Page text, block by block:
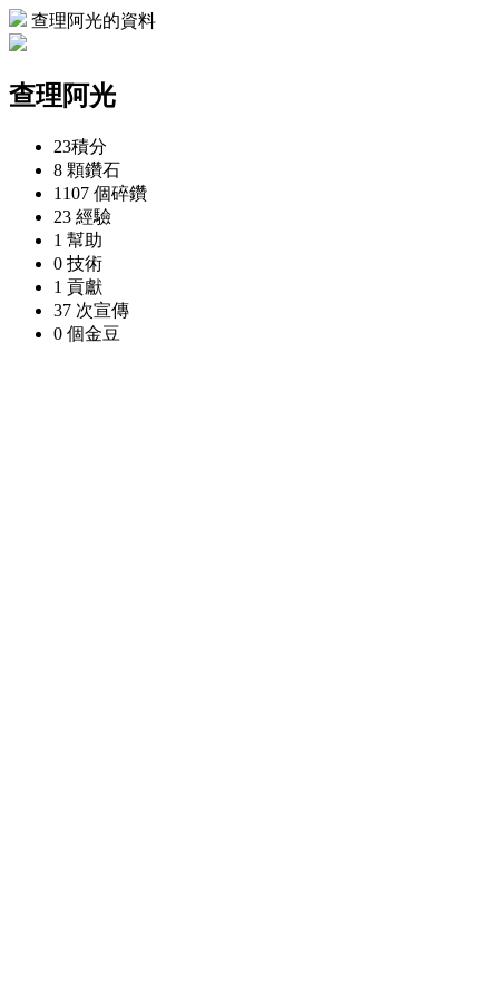
查理阿光的資料
查理阿光
23積分
8 顆鑽石
1107 個碎鑽
23 經驗
1 幫助
0 技術
1 貢獻
37 次宣傳
0 個金豆